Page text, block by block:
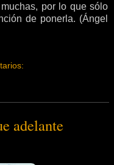
por lo que sólo
de ponerla. (Ángel
adelante